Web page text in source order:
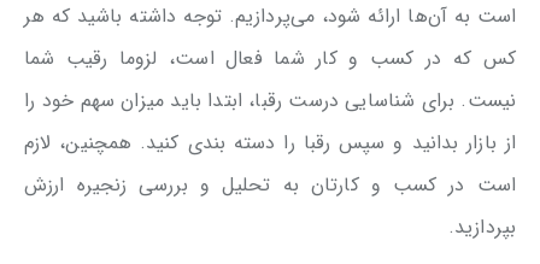
است به آن‌ها ارائه شود، می‌پردازیم. توجه داشته باشید که هر
کس که در کسب و کار شما فعال است، لزوما رقیب شما
نیست. برای شناسایی درست رقبا، ابتدا باید میزان سهم خود را
از بازار بدانید و سپس رقبا را دسته بندی کنید. همچنین، لازم
است در کسب و کارتان به تحلیل و بررسی زنجیره ارزش
بپردازید.